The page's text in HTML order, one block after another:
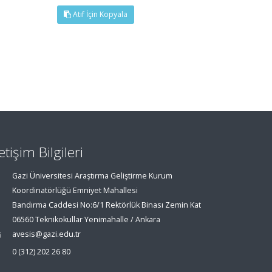
Atıf İçin Kopyala
Bilgileri
Gazi Üniversitesi Araştırma Geliştirme Kurum
Koordinatörlüğü Emniyet Mahallesi
Bandırma Caddesi No:6/1 Rektörlük Binası Zemin Kat
06560 Teknikokullar Yenimahalle / Ankara
avesis@gazi.edu.tr
0 (312) 202 26 80